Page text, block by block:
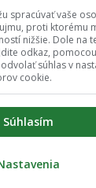
Startitup
spracúvať vaše
proti ktorému
nižšie. Dole na
odkaz,
súhlas v
cookie.
Súhlasím